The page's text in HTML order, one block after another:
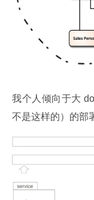
我个人倾向于大
不是这样的）的部